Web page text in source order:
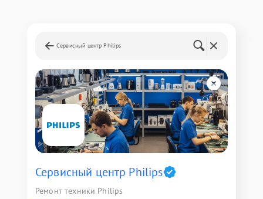
Сервисный центр Philips
Сервисный центр Philips
Ремонт техники Philips